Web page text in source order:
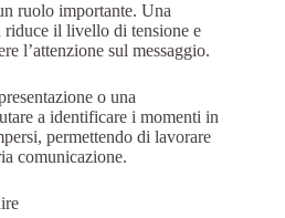
ruolo importante. Una
riduce il livello di tensione e
l’attenzione sul messaggio.
o una
a identificare i momenti in
permettendo di lavorare
comunicazione.